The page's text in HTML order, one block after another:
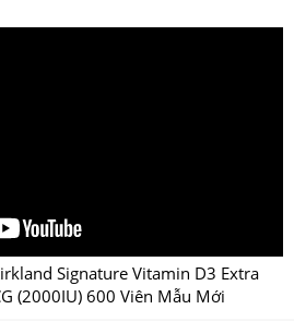
Signature Vitamin D3 Extra
(2000IU) 600 Viên Mẫu Mới